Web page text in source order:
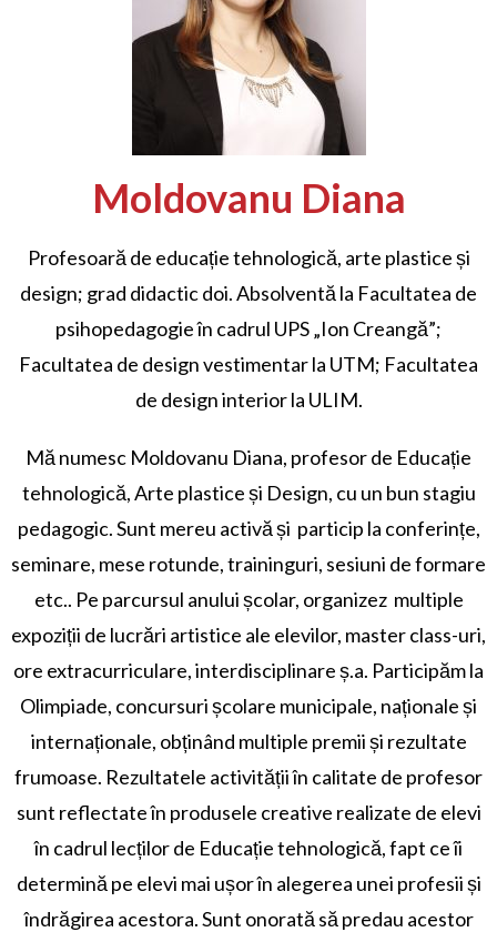
Moldovanu Diana
Profesoară de educație tehnologică, arte plastice și
design; grad didactic doi. Absolventă la Facultatea de
psihopedagogie în cadrul UPS „Ion Creangă”;
Facultatea de design vestimentar la UTM; Facultatea
de design interior la ULIM.
Mă numesc Moldovanu Diana, profesor de Educație
tehnologică, Arte plastice și Design, cu un bun stagiu
pedagogic. Sunt mereu activă și particip la conferințe,
seminare, mese rotunde, traininguri, sesiuni de formare
etc.. Pe parcursul anului școlar, organizez multiple
expoziții de lucrări artistice ale elevilor, master class-uri,
ore extracurriculare, interdisciplinare ș.a. Participăm la
Olimpiade, concursuri școlare municipale, naționale și
internaționale, obținând multiple premii și rezultate
frumoase. Rezultatele activității în calitate de profesor
sunt reflectate în produsele creative realizate de elevi
în cadrul lecților de Educație tehnologică, fapt ce îi
determină pe elevi mai ușor în alegerea unei profesii și
îndrăgirea acestora. Sunt onorată să predau acestor